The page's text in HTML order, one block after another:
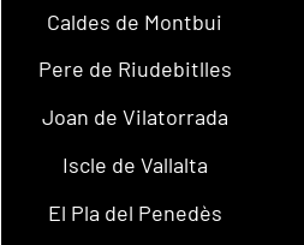
Caldes de Montbui
Pere de Riudebitlles
Joan de Vilatorrada
Iscle de Vallalta
El Pla del Penedès